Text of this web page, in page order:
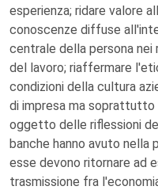
esperienza; ridare valore
conoscenze diffuse
centrale della persona
del lavoro; riaffermare
condizioni della cultura
di impresa ma soprattutto
oggetto delle riflessioni
banche hanno avuto nella
esse devono ritornare ad
trasmissione fra